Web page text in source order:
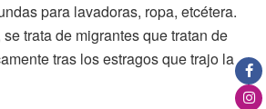
para lavadoras, ropa, etcétera.
trata de migrantes que tratan de
tras los estragos que trajo la